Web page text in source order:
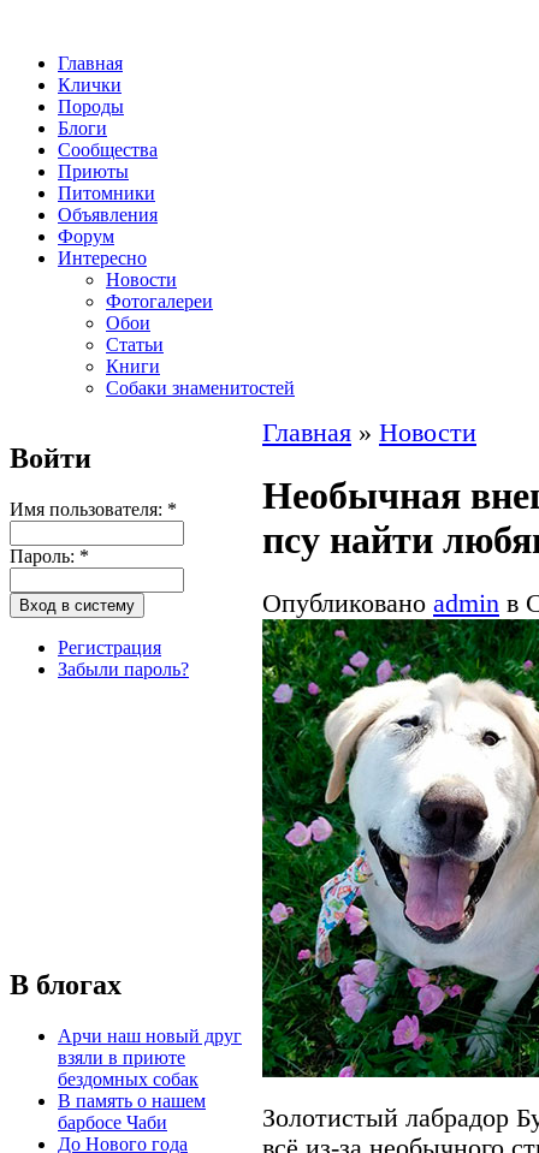
Главная
Клички
Породы
Блоги
Сообщества
Приюты
Питомники
Объявления
Форум
Интересно
Новости
Фотогалереи
Обои
Статьи
Книги
Собаки знаменитостей
Войти
Имя пользователя: *
Пароль: *
Регистрация
Забыли пароль?
В блогах
Арчи наш новый друг
взяли в приюте
бездомных собак
В память о нашем
барбосе Чаби
До Нового года
Главная » Новости
Необычная
псу найти
Опубликовано admin в
Золотистый лабрадор